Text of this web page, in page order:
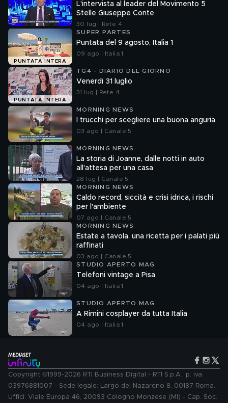
L'intervista al leader del Movimento 5
Stelle Giuseppe Conte
30 lug | Rete 4
PUNTATA INTERA
SUPER PARTES
Puntata del 9 agosto, Italia 1
09 ago | Italia 1
PUNTATA INTERA
TG4 - DIARIO DEL GIORNO
Venerdì 31 luglio
31 lug | Rete 4
MORNING NEWS
I trucchi per scegliere una buona anguria
03 ago | Canale 5
MORNING NEWS
La storia di Joanne, dalle notti in auto
all'attesa per una casa
28 lug | Canale 5
MORNING NEWS
Caldo record, siccità e crisi idrica, i rischi
per l'ambiente
07 ago | Canale 5
MORNING NEWS
Estate a tavola, una ricetta per i palati più
raffinati
03 ago | Canale 5
STUDIO APERTO MAG
Telefoni vintage a Pisa
04 ago | Italia 1
STUDIO APERTO MAG
A Rimini cosplayer da tutta Italia
04 ago | Italia 1
Copyright ©1999-2026 RTI Business Digital - RTI S.p.A.: p. iva
03976881007 - Sede legale: Largo del Nazareno 8, 00187 Roma.
Uffici: Viale Europa 46, 20093 Cologno Monzese (MI) - Cap. Soc.